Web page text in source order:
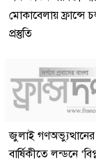
মোকাবেলায় ফ্রান্সে
প্রস্তুতি
জুলাই
বার্ষিকীতে লন্ডনে